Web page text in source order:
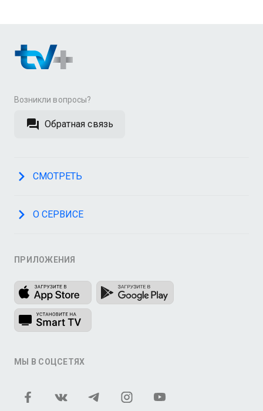
Возникли вопросы?
Обратная связь
СМОТРЕТЬ
О СЕРВИСЕ
ПРИЛОЖЕНИЯ
МЫ В СОЦСЕТЯХ